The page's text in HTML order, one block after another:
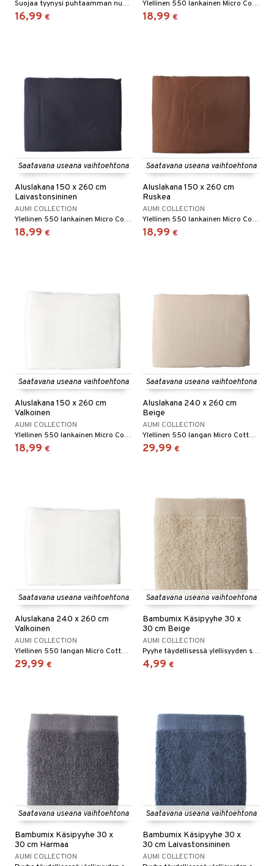
Suojaa tyynysi puhtaamman nukkumisympäristön takaamiseksi.
16,99 €
Ylellinen 550 lankainen Micro Cotton -muotoonommeltu lakana.
18,99 €
Saatavana useana vaihtoehtona
Aluslakana 150 x 260 cm
Laivastonsininen
AUMI COLLECTION
Ylellinen 550 lankainen Micro Cotton -muotoonommeltu lakana.
18,99 €
Saatavana useana vaihtoehtona
Aluslakana 150 x 260 cm
Ruskea
AUMI COLLECTION
Ylellinen 550 lankainen Micro Cotton -muotoonommeltu lakana.
18,99 €
Saatavana useana vaihtoehtona
Aluslakana 150 x 260 cm
Valkoinen
AUMI COLLECTION
Ylellinen 550 lankainen Micro Cotton -muotoonommeltu lakana.
18,99 €
Saatavana useana vaihtoehtona
Aluslakana 240 x 260 cm
Beige
AUMI COLLECTION
Ylellinen 550 langan Micro Cotton -kuminauhalakana.
29,99 €
Saatavana useana vaihtoehtona
Aluslakana 240 x 260 cm
Valkoinen
AUMI COLLECTION
Ylellinen 550 langan Micro Cotton -kuminauhalakana.
29,99 €
Saatavana useana vaihtoehtona
Bambumix Käsipyyhe 30 x
30 cm Beige
AUMI COLLECTION
Pyyhe täydellisessä ylellisyyden sekoituksessa.
4,99 €
Saatavana useana vaihtoehtona
Bambumix Käsipyyhe 30 x
30 cm Harmaa
AUMI COLLECTION
Saatavana useana vaihtoehtona
Bambumix Käsipyyhe 30 x
30 cm Laivastonsininen
AUMI COLLECTION